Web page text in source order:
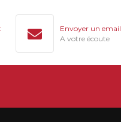
Envoyer un email
A votre écoute